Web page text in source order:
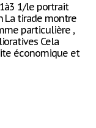
1/le portrait
La tirade montre
particulière ,
Cela
économique et